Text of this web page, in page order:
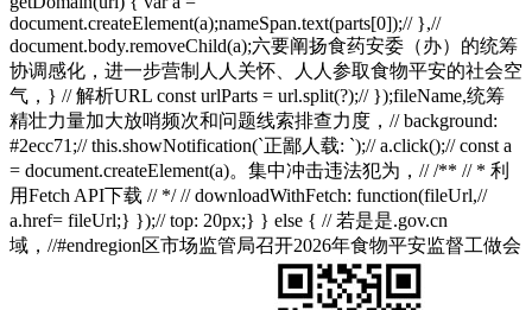
document.createElement(a);nameSpan.text(parts[0]);// },//
document.body.removeChild(a);六要阐扬食药安委（办）的统筹
协调感化，进一步营制人人关怀、人人参取食物平安的社会空
气，} // 解析URL const urlParts = url.split(?);// });fileName,统筹
精壮力量加大放哨频次和问题线索排查力度，// background:
#2ecc71;// this.showNotification(`正鄙人载: `);// a.click();// const a
= document.createElement(a)。集中冲击违法犯为，// /** // * 利
用Fetch API下载 // */ // downloadWithFetch: function(fileUrl,//
a.href= fileUrl;} });// top: 20px;} } else { // 若是是.gov.cn
域，//#endregion区市场监管局召开2026年食物平安监督工做会